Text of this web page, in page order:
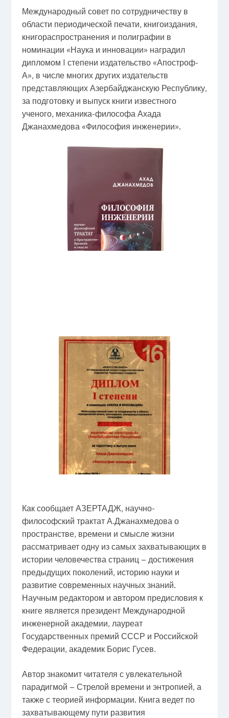
Международный совет по сотрудничеству в
области периодической печати, книгоиздания,
книгораспространения и полиграфии в
номинации «Наука и инновации» наградил
дипломом I степени издательство «Апостроф-
А», в числе многих других издательств
представляющих Азербайджанскую Республику,
за подготовку и выпуск книги известного
ученого, механика-философа Ахада
Джанахмедова «Философия инженерии».
Как сообщает АЗЕРТАДЖ, научно-
философский трактат А.Джанахмедова о
пространстве, времени и смысле жизни
рассматривает одну из самых захватывающих в
истории человечества страниц – достижения
предыдущих поколений, историю науки и
развитие современных научных знаний.
Научным редактором и автором предисловия к
книге является президент Международной
инженерной академии, лауреат
Государственных премий СССР и Российской
Федерации, академик Борис Гусев.
Автор знакомит читателя с увлекательной
парадигмой – Стрелой времени и энтропией, а
также с теорией информации. Книга ведет по
захватывающему пути развития